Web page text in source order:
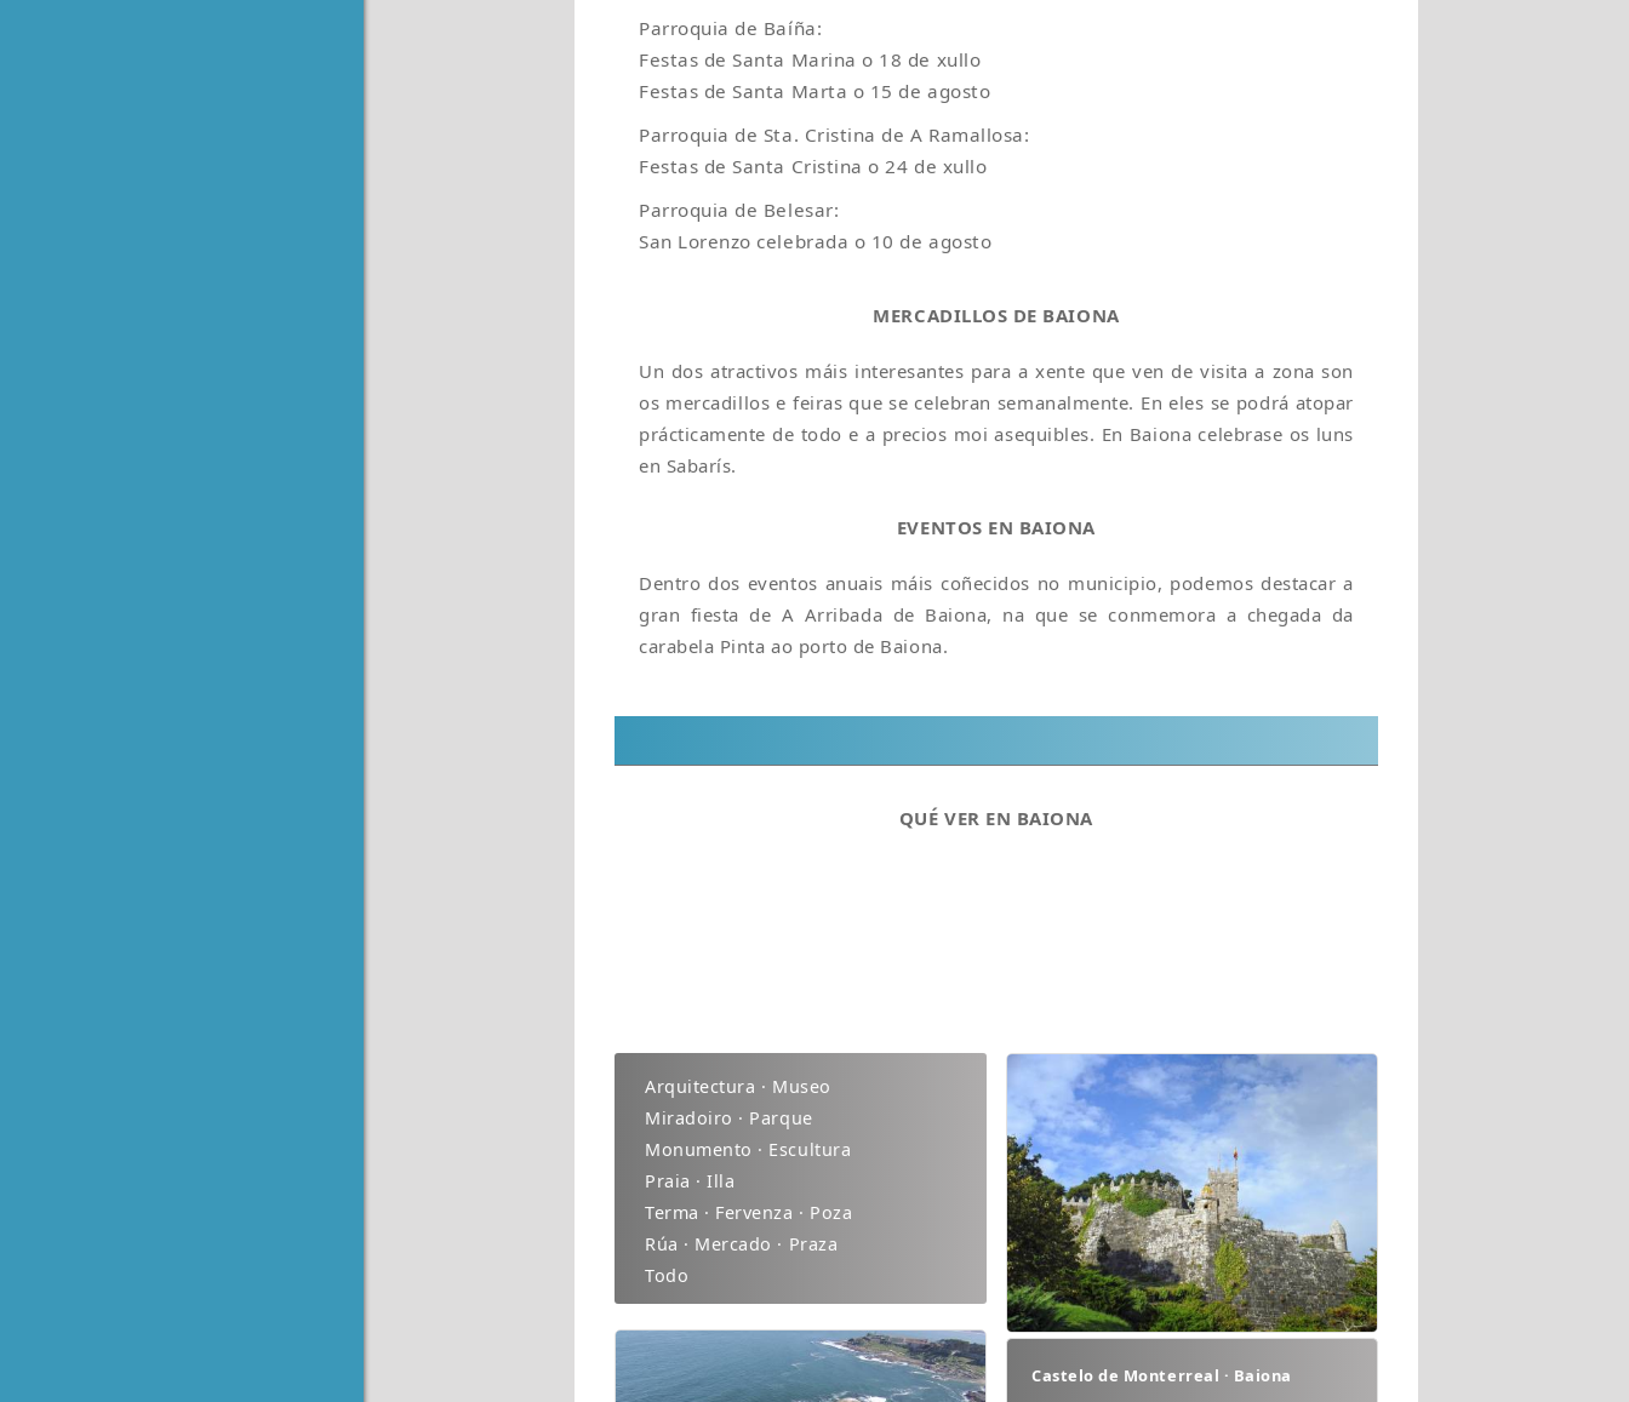
Parroquia de Baíña:
Festas de Santa Marina o 18 de xullo
Festas de Santa Marta o 15 de agosto
Parroquia de Sta. Cristina de A Ramallosa:
Festas de Santa Cristina o 24 de xullo
Parroquia de Belesar:
San Lorenzo celebrada o 10 de agosto
MERCADILLOS DE BAIONA
Un dos atractivos máis interesantes para a xente que ven de visita a zona son
os mercadillos e feiras que se celebran semanalmente. En eles se podrá atopar
prácticamente de todo e a precios moi asequibles. En Baiona celebrase os luns
en Sabarís.
EVENTOS EN BAIONA
Dentro dos eventos anuais máis coñecidos no municipio, podemos destacar a
gran fiesta de A Arribada de Baiona, na que se conmemora a chegada da
carabela Pinta ao porto de Baiona.
QUÉ VER EN BAIONA
Arquitectura · Museo
Miradoiro · Parque
Monumento · Escultura
Praia · Illa
Terma · Fervenza · Poza
Rúa · Mercado · Praza
Todo
Castelo de Monterreal · Baiona